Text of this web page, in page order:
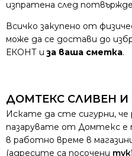
изпратена след
Всичко закупено от
може да се достави до
ЕКОНТ иза ваша сметка.
ДОМТЕКС СЛИВЕН
Искате да сте сигурни,
пазарувате от Домтекс е
в работно време в
(адресите са посочени тук